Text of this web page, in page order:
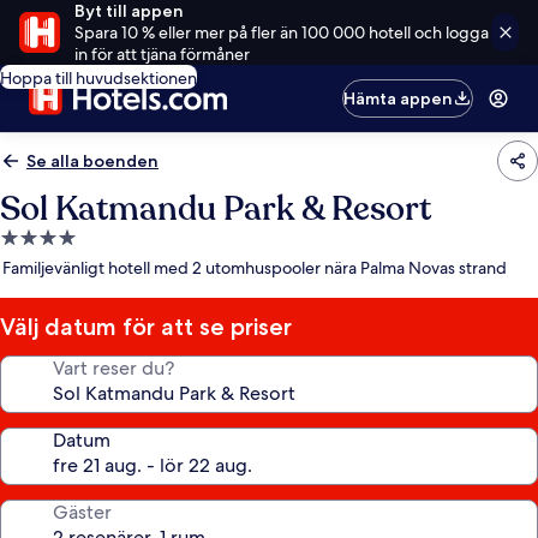
Byt till appen
Spara 10 % eller mer på fler än 100 000 hotell och logga
in för att tjäna förmåner
Hoppa till huvudsektionen
Hämta appen
Se alla boenden
Sol Katmandu Park & Resort
4.0-
stjärnigt
Familjevänligt hotell med 2 utomhuspooler nära Palma Novas strand
Välj datum för att se priser
Vart reser du?
Datum
Gäster